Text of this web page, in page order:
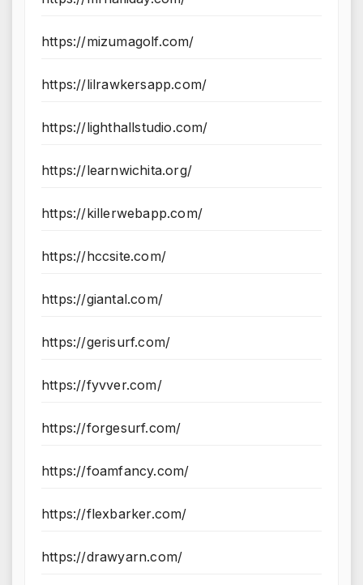
https://mizumagolf.com/
https://lilrawkersapp.com/
https://lighthallstudio.com/
https://learnwichita.org/
https://killerwebapp.com/
https://hccsite.com/
https://giantal.com/
https://gerisurf.com/
https://fyvver.com/
https://forgesurf.com/
https://foamfancy.com/
https://flexbarker.com/
https://drawyarn.com/